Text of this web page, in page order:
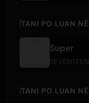
TANI PO LUAN NË
Super
SEVENTEEN
TANI PO LUAN NË